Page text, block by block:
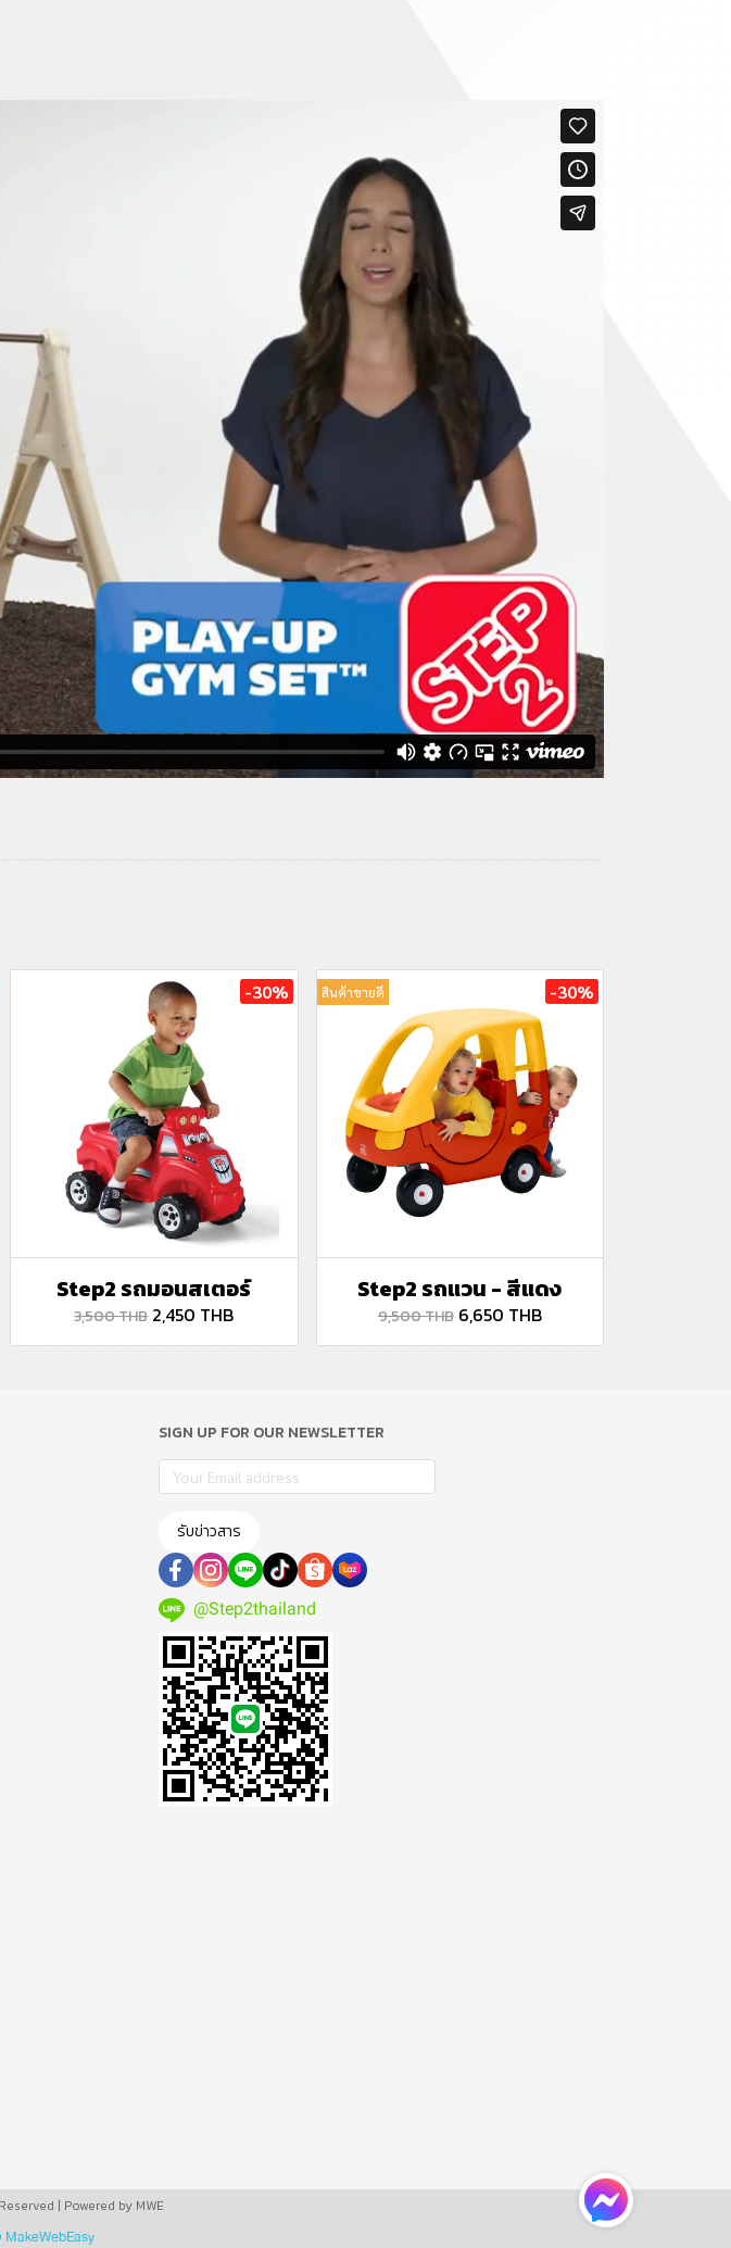
-30%
Step2 รถมอนสเตอร์
3,500 THB 2,450 THB
สินค้าขายดี -30%
Step2 รถแวน - สีแดง
9,500 THB 6,650 THB
SIGN UP FOR OUR NEWSLETTER
รับข่าวสาร
@Step2thailand
| Powered by MWE
MakeWebEasy